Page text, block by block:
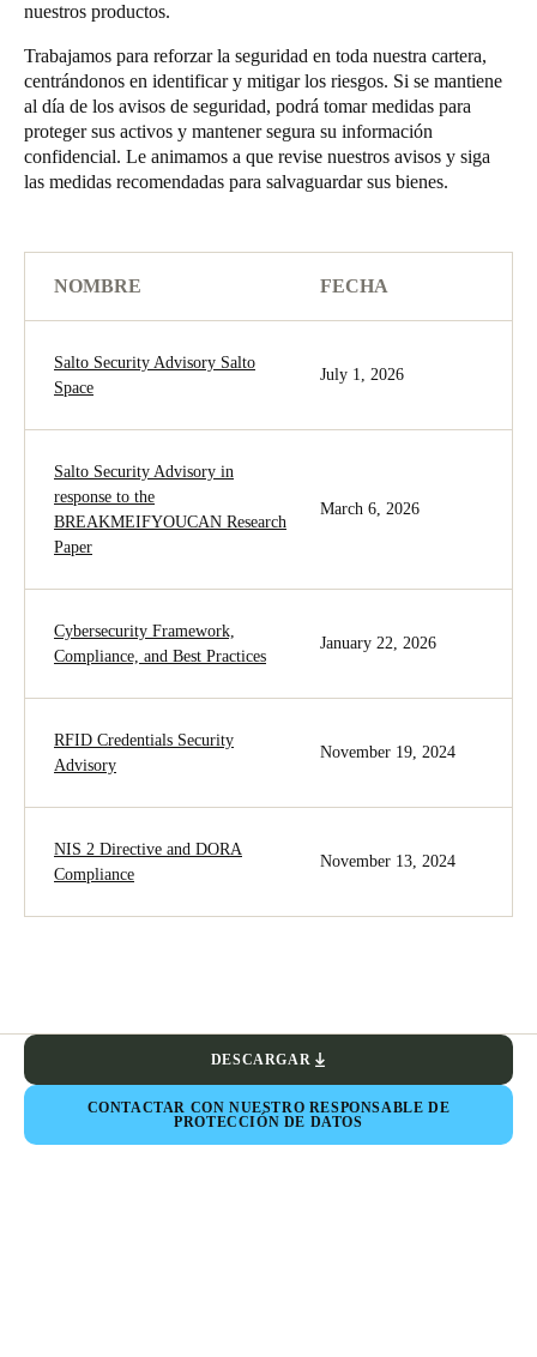
nuestros productos.
Trabajamos para reforzar la seguridad en toda nuestra cartera,
centrándonos en identificar y mitigar los riesgos. Si se mantiene
al día de los avisos de seguridad, podrá tomar medidas para
proteger sus activos y mantener segura su información
confidencial. Le animamos a que revise nuestros avisos y siga
las medidas recomendadas para salvaguardar sus bienes.
NOMBRE FECHA
Salto Security Advisory Salto
Space
July 1, 2026
Salto Security Advisory in
response to the
BREAKMEIFYOUCAN Research
Paper
March 6, 2026
Cybersecurity Framework,
Compliance, and Best Practices
January 22, 2026
RFID Credentials Security
Advisory
November 19, 2024
NIS 2 Directive and DORA
Compliance
November 13, 2024
DESCARGAR
CONTACTAR CON NUESTRO RESPONSABLE DE
PROTECCIÓN DE DATOS